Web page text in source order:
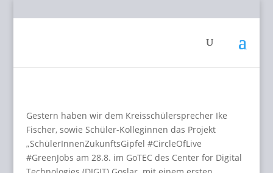
Gestern haben wir dem Kreisschülersprecher Ike
Fischer, sowie Schüler-Kolleginnen das Projekt
„SchülerInnenZukunftsGipfel #CircleOfLive
#GreenJobs am 28.8. im GoTEC des Center for Digital